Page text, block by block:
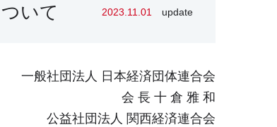
いて 2023.11.01 update
一般社団法人 日本経済団体連合会
会 長 十 倉 雅 和
公益社団法人 関西経済連合会